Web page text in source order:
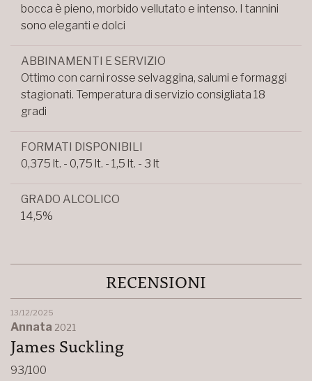
bocca è pieno, morbido vellutato e intenso. I tannini
sono eleganti e dolci
ABBINAMENTI E SERVIZIO
Ottimo con carni rosse selvaggina, salumi e formaggi
stagionati. Temperatura di servizio consigliata 18
gradi
FORMATI DISPONIBILI
0,375 lt. - 0,75 lt. - 1,5 lt. - 3 lt
GRADO ALCOLICO
14,5%
RECENSIONI
13/12/2025
Annata 2021
James Suckling
93/100